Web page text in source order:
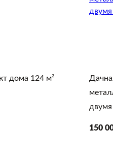
дома 124 м²
150